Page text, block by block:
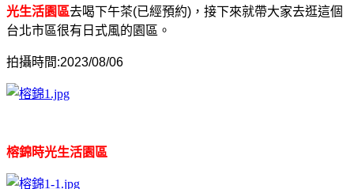
光生活園區去喝下午茶(已經預約)，接下來就帶大家去逛這個
台北市區很有日式風的園區。
拍攝時間:2023/08/06
榕錦時光生活園區